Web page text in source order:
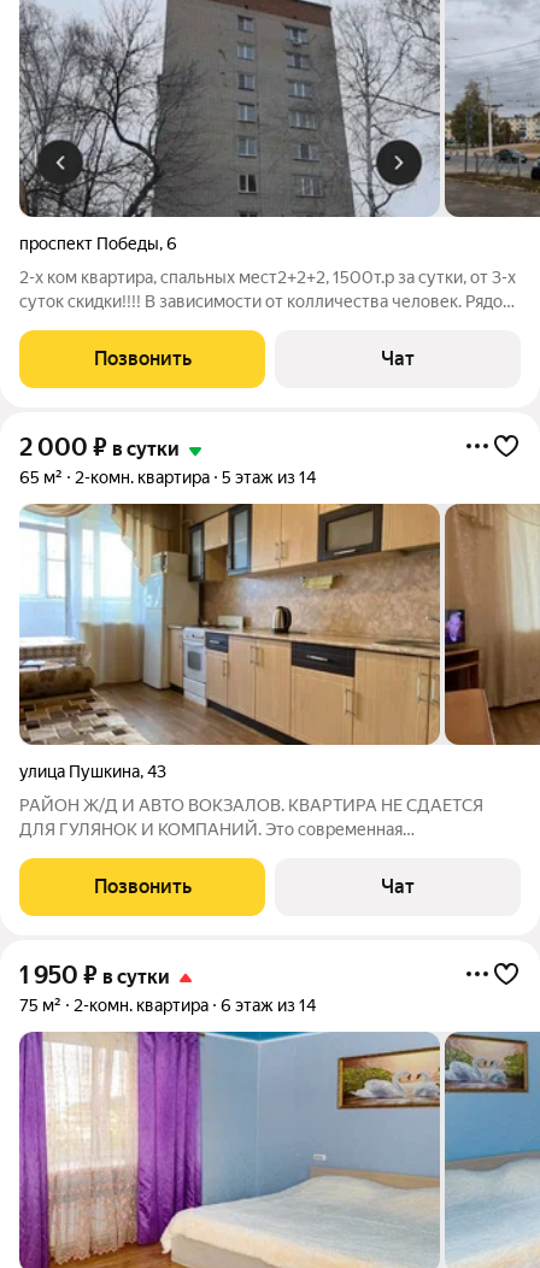
проспект Победы,6
2-х ком квартира, спальных мест2+2+2, 1500т.р за сутки, от 3-х
суток скидки!!!! В зависимости от колличества человек. Рядом
Дзержинского. ТЦ "Метро", Шоколадница. Рядом платная
парковка.
Позвонить Чат
2 000 ₽ в сутки
65 м² 2-комн. квартира 5 этаж из 14
улица Пушкина,43
РАЙОН Ж/Д И АВТО ВОКЗАЛОВ. КВАРТИРА НЕ СДАЕТСЯ
ДЛЯ ГУЛЯНОК И КОМПАНИЙ. Это современная
города.Во дворе дома охраняемая парковка. Дом расположен
в шаговой доступности от Ж/д Вокзала и
Позвонить Чат
1 950 ₽ в сутки
75 м² 2-комн. квартира 6 этаж из 14